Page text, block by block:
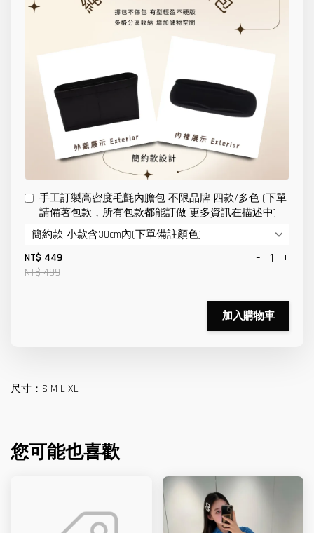
手工訂製高密度毛氈內膽包 不限品牌 四款/多色 (下單
請備著包款，所有包款都能訂做 更多資訊在描述中)
NT$ 449
NT$ 499
- +
加入購物車
尺寸：S M L XL
您可能也喜歡